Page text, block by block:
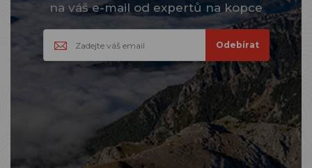
na váš e-mail od expertů na kopce